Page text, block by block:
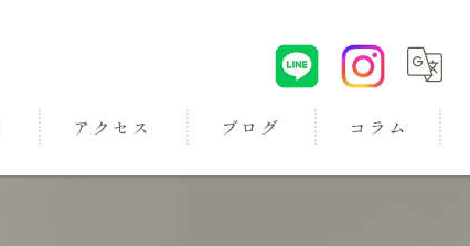
アクセス ブログ コラム